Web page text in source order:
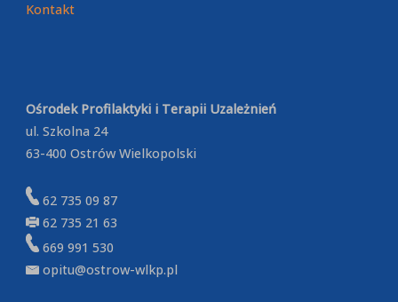
Kontakt
Ośrodek Profilaktyki i Terapii Uzależnień
ul. Szkolna 24
63-400 Ostrów Wielkopolski
62 735 09 87
62 735 21 63
669 991 530
opitu@ostrow-wlkp.pl